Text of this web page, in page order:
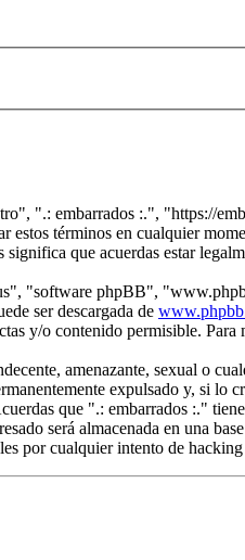
".: embarrados :.", "https://
términos en cualquier
que acuerdas estar
"software phpBB",
ser descargada de
y/o contenido permisible.
amenazante, sexual o
expulsado y, si
que ".: embarrados :."
será almacenada en una
por cualquier intento de